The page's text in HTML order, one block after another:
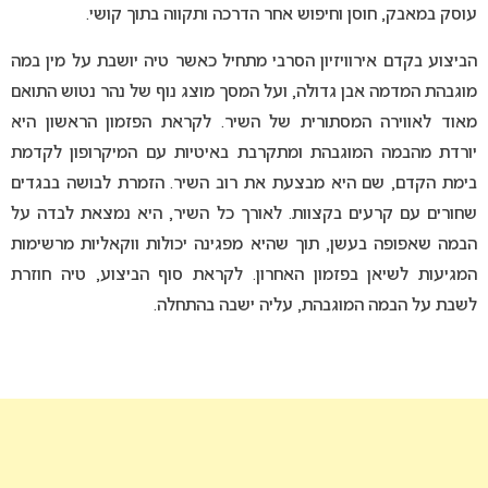
עוסק במאבק, חוסן וחיפוש אחר הדרכה ותקווה בתוך קושי.
הביצוע בקדם אירוויזיון הסרבי מתחיל כאשר טיה יושבת על מין במה
מוגבהת המדמה אבן גדולה, ועל המסך מוצג נוף של נהר נטוש התואם
מאוד לאווירה המסתורית של השיר. לקראת הפזמון הראשון היא
יורדת מהבמה המוגבהת ומתקרבת באיטיות עם המיקרופון לקדמת
בימת הקדם, שם היא מבצעת את רוב השיר. הזמרת לבושה בבגדים
שחורים עם קרעים בקצוות. לאורך כל השיר, היא נמצאת לבדה על
הבמה שאפופה בעשן, תוך שהיא מפגינה יכולות ווקאליות מרשימות
המגיעות לשיאן בפזמון האחרון. לקראת סוף הביצוע, טיה חוזרת
לשבת על הבמה המוגבהת, עליה ישבה בהתחלה.